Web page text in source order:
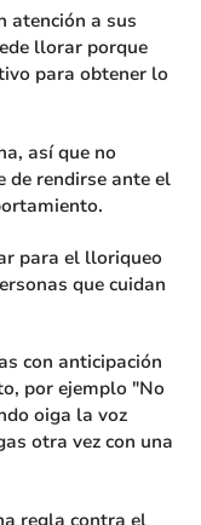
atención a sus
llorar porque
para obtener lo
así que no
de rendirse ante el
para el lloriqueo
que cuidan
con anticipación
por ejemplo "No
oiga la voz
otra vez con una